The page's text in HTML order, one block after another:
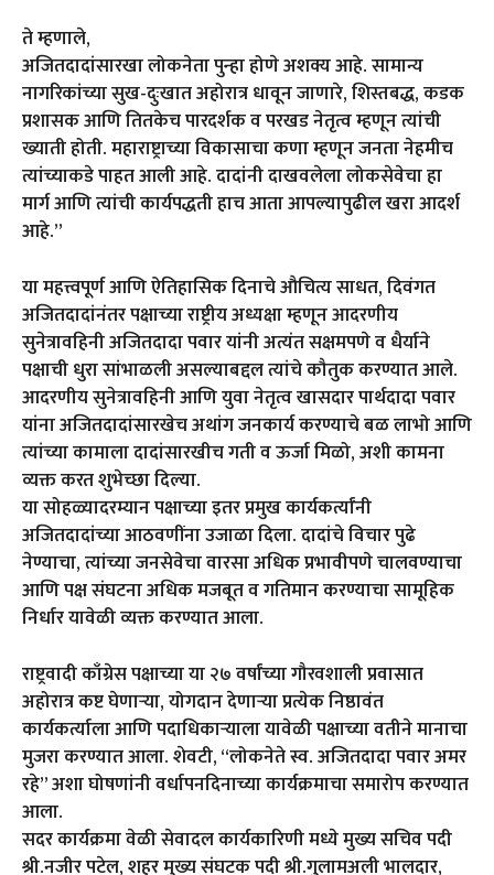
ते म्हणाले,
अजितदादांसारखा लोकनेता पुन्हा होणे अशक्य आहे. सामान्य
नागरिकांच्या सुख-दुःखात अहोरात्र धावून जाणारे, शिस्तबद्ध, कडक
प्रशासक आणि तितकेच पारदर्शक व परखड नेतृत्व म्हणून त्यांची
ख्याती होती. महाराष्ट्राच्या विकासाचा कणा म्हणून जनता नेहमीच
त्यांच्याकडे पाहत आली आहे. दादांनी दाखवलेला लोकसेवेचा हा
मार्ग आणि त्यांची कार्यपद्धती हाच आता आपल्यापुढील खरा आदर्श
आहे.”
या महत्त्वपूर्ण आणि ऐतिहासिक दिनाचे औचित्य साधत, दिवंगत
अजितदादांनंतर पक्षाच्या राष्ट्रीय अध्यक्षा म्हणून आदरणीय
सुनेत्रावहिनी अजितदादा पवार यांनी अत्यंत सक्षमपणे व धैर्याने
पक्षाची धुरा सांभाळली असल्याबद्दल त्यांचे कौतुक करण्यात आले.
आदरणीय सुनेत्रावहिनी आणि युवा नेतृत्व खासदार पार्थदादा पवार
यांना अजितदादांसारखेच अथांग जनकार्य करण्याचे बळ लाभो आणि
त्यांच्या कामाला दादांसारखीच गती व ऊर्जा मिळो, अशी कामना
व्यक्त करत शुभेच्छा दिल्या.
या सोहळ्यादरम्यान पक्षाच्या इतर प्रमुख कार्यकर्त्यांनी
अजितदादांच्या आठवणींना उजाळा दिला. दादांचे विचार पुढे
नेण्याचा, त्यांच्या जनसेवेचा वारसा अधिक प्रभावीपणे चालवण्याचा
आणि पक्ष संघटना अधिक मजबूत व गतिमान करण्याचा सामूहिक
निर्धार यावेळी व्यक्त करण्यात आला.
राष्ट्रवादी काँग्रेस पक्षाच्या या २७ वर्षांच्या गौरवशाली प्रवासात
अहोरात्र कष्ट घेणाऱ्या, योगदान देणाऱ्या प्रत्येक निष्ठावंत
कार्यकर्त्याला आणि पदाधिकाऱ्याला यावेळी पक्षाच्या वतीने मानाचा
मुजरा करण्यात आला. शेवटी, “लोकनेते स्व. अजितदादा पवार अमर
रहे” अशा घोषणांनी वर्धापनदिनाच्या कार्यक्रमाचा समारोप करण्यात
आला.
सदर कार्यक्रमा वेळी सेवादल कार्यकारिणी मध्ये मुख्य सचिव पदी
श्री.नजीर पटेल, शहर मुख्य संघटक पदी श्री.गुलामअली भालदार,